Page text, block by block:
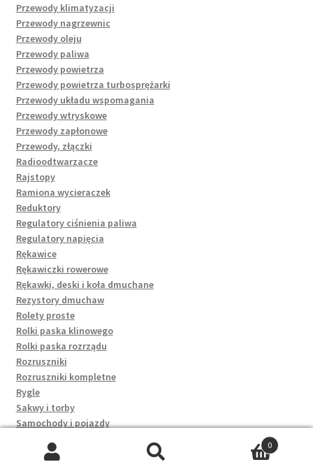
Przewody klimatyzacji
Przewody nagrzewnic
Przewody oleju
Przewody paliwa
Przewody powietrza
Przewody powietrza turbosprężarki
Przewody układu wspomagania
Przewody wtryskowe
Przewody zapłonowe
Przewody, złączki
Radioodtwarzacze
Rajstopy
Ramiona wycieraczek
Reduktory
Regulatory ciśnienia paliwa
Regulatory napięcia
Rękawice
Rękawiczki rowerowe
Rękawki, deski i koła dmuchane
Rezystory dmuchaw
Rolety proste
Rolki paska klinowego
Rolki paska rozrządu
Rozruszniki
Rozruszniki kompletne
Rygle
Sakwy i torby
Samochody i pojazdy
Saszetki i nerki
0